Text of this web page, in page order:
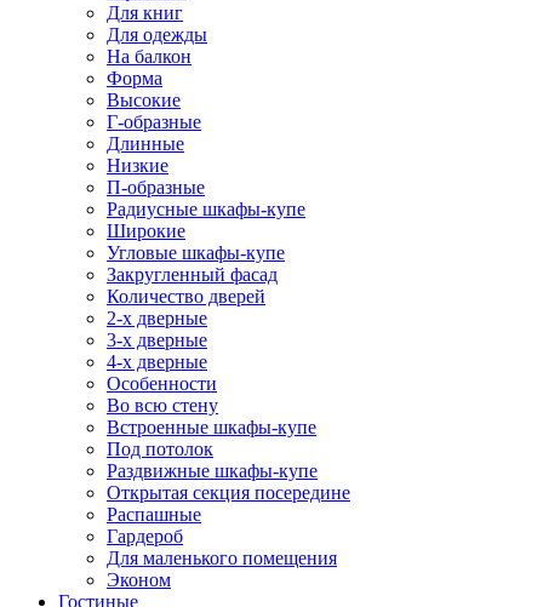
Для книг
Для одежды
На балкон
Форма
Высокие
Г-образные
Длинные
Низкие
П-образные
Радиусные шкафы-купе
Широкие
Угловые шкафы-купе
Закругленный фасад
Количество дверей
2-х дверные
3-х дверные
4-х дверные
Особенности
Во всю стену
Встроенные шкафы-купе
Под потолок
Раздвижные шкафы-купе
Открытая секция посередине
Распашные
Гардероб
Для маленького помещения
Эконом
Гостиные